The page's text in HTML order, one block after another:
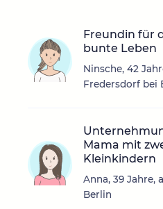
Freundin für
bunte Leben
Ninsche, 42
Fredersdorf bei
Mama mit
Kleinkindern
Anna, 39 Jahre,
Berlin